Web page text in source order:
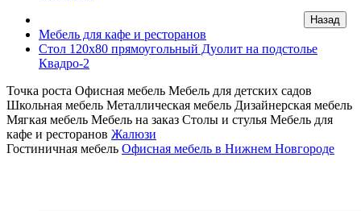
Мебель для кафе и ресторанов
Стол 120х80 прямоугольный Дуолит на подстолье
Квадро-2
Точка роста Офисная мебель Мебель для детских садов
Школьная мебель Металлическая мебель Дизайнерская мебель
Мягкая мебель Мебель на заказ Столы и стулья Мебель для
кафе и ресторанов Жалюзи
Гостиничная мебель Офисная мебель в Нижнем Новгороде